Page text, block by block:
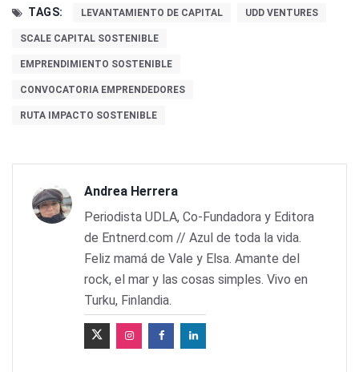
TAGS: LEVANTAMIENTO DE CAPITAL UDD VENTURES
SCALE CAPITAL SOSTENIBLE
EMPRENDIMIENTO SOSTENIBLE
CONVOCATORIA EMPRENDEDORES
RUTA IMPACTO SOSTENIBLE
Andrea Herrera
Periodista UDLA, Co-Fundadora y Editora
de Entnerd.com // Azul de toda la vida.
Feliz mamá de Vale y Elsa. Amante del
rock, el mar y las cosas simples. Vivo en
Turku, Finlandia.